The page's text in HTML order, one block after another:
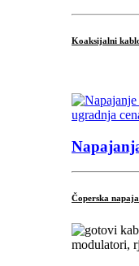
Koaksijalni
Čoperska